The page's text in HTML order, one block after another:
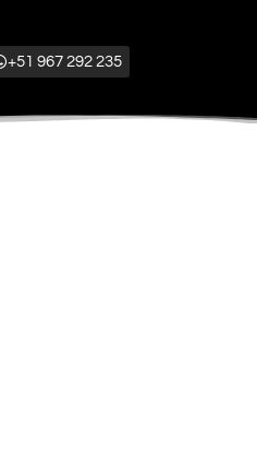
+51 967 292 235